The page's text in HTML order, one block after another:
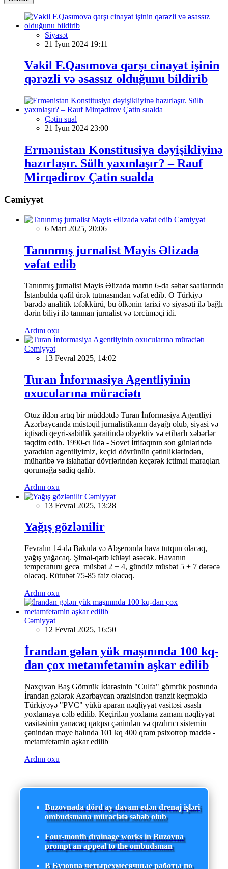
Siyasət
21 İyun 2024 19:11
Vəkil F.Qasımova qarşı cinayət işinin
qərəzli və əsassız olduğunu bildirib
Çətin sual
21 İyun 2024 23:00
Ermənistan Konstitusiya dəyişikliyinə
hazırlaşır. Sülh yaxınlaşır? – Rauf
Mirqədirov Çətin sualda
Cəmiyyət
Cəmiyyət
6 Mart 2025, 20:06
Tanınmış jurnalist Mayis Əlizadə
vəfat edib
Tanınmış jurnalist Mayis Əlizadə martın 6-da səhər saatlarında
İstanbulda qəfil ürək tutmasından vəfat edib. O Türkiyə
barədə analitik təfəkkürü, bu ölkənin tarixi və siyasəti ilə bağlı
dərin biliyi ilə tanınan jurnalist və tərcüməçi idi.
Ardını oxu
Cəmiyyət
13 Fevral 2025, 14:02
Turan İnformasiya Agentliyinin
oxucularına müraciətı
Otuz ildən artıq bir müddətdə Turan İnformasiya Agentliyi
Azərbaycanda müstəqil jurnalistikanın dayağı olub, siyasi və
iqtisadi qeyri-sabitlik şəraitində obyektiv və etibarlı xəbərlər
təqdim edib. 1990-cı ildə - Sovet İttifaqının son günlərində
yaradılan agentliyimiz, keçid dövrünün çətinliklərindən,
müharibə və islahatlar dövrlərindən keçərək ictimai maraqları
qorumağa sadiq qalıb.
Ardını oxu
Cəmiyyət
13 Fevral 2025, 13:28
Yağış gözlənilir
Fevralın 14-də Bakıda və Abşeronda hava tutqun olacaq,
yağış yağacaq. Şimal-qərb küləyi əsəcək. Havanın
temperaturu gecə müsbət 2 + 4, gündüz müsbət 5 + 7 dərəcə
olacaq. Rütubət 75-85 faiz olacaq.
Ardını oxu
Cəmiyyət
12 Fevral 2025, 16:50
İrandan gələn yük maşınında 100 kq-
dan çox metamfetamin aşkar edilib
Naxçıvan Baş Gömrük İdarəsinin "Culfa" gömrük postunda
İrandan gələrək Azərbaycan ərazisindən tranzit keçməklə
Türkiyəyə "PVC" yükü aparan nəqliyyat vasitəsi əsaslı
yoxlamaya cəlb edilib. Keçirilən yoxlama zamanı nəqliyyat
vasitəsinin yanacaq qatqısı çənindən və qızdırıcı sistemin
çənindən maye halında 101 kq 400 qram psixotrop maddə -
metamfetamin aşkar edilib
Ardını oxu
Buzovnada dörd ay davam edən drenaj işləri
ombudsmana müraciətə səbəb olub
Four-month drainage works in Buzovna
prompt an appeal to the ombudsman
В Бузовна четырехмесячные работы по